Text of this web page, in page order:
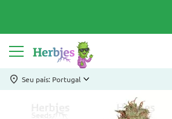
Seu país: Portugal